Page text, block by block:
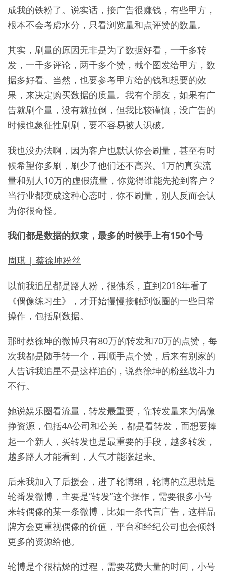
成我的铁粉了。说实话，接广告很赚钱，有些甲方，
根本不会考虑水分，只看浏览量和点评赞的数量。
其实，刷量的原因无非是为了数据好看，一千多转
发，一千多评论，两千多个赞，截个图发给甲方，数
据多好看。当然，也要参考甲方给的钱和想要的效
果，来决定购买数据的质量。我有个朋友，如果有广
告就刷个量，没有就拉倒，但我比较谨慎，没广告的
时候也象征性刷刷，要不容易被人识破。
我也没办法啊，因为客户也默认你会刷量，甚至有时
候希望你多刷，刷少了他们还不高兴。1万的真实流
量和别人10万的虚假流量，你觉得谁能先抢到客户？
当行业都变成这种心态时，你不刷量，别人反而会认
为你很奇怪。
我们都是数据的奴隶，最多的时候手上有150个号
周琪 | 蔡徐坤粉丝
以前我追星都是路人粉，很佛系，直到2018年看了
《偶像练习生》，才开始慢慢接触到饭圈的一些日常
操作，包括刷数据。
那时蔡徐坤的微博只有80万的转发和70万的点赞，每
次我都是随手转一个，再顺手点个赞，后来有别家的
人告诉我追星不是这样追的，说蔡徐坤的粉丝战斗力
不行。
她说娱乐圈看流量，转发最重要，靠转发量来为偶像
挣资源，包括4A公司和公关，都是看转发，而想要捧
起一个新人，买转发也是最重要的手段，越多转发，
越多路人才能看到，人气才能涨起来。
后来我加入了后援会，进了轮博组，轮博的意思就是
轮番发微博，主要是“转发”这个操作，需要很多小号
来转偶像的某一条微博，比如一条代言广告，这样品
牌方会更重视偶像的价值，平台和经纪公司也会倾斜
更多的资源给他。
轮博是个很枯燥的过程，需要花费大量的时间，小号